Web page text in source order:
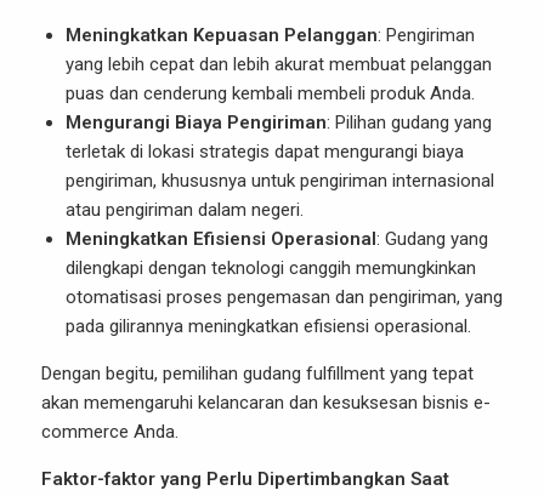
Meningkatkan Kepuasan Pelanggan: Pengiriman
yang lebih cepat dan lebih akurat membuat pelanggan
puas dan cenderung kembali membeli produk Anda.
Mengurangi Biaya Pengiriman: Pilihan gudang yang
terletak di lokasi strategis dapat mengurangi biaya
pengiriman, khususnya untuk pengiriman internasional
atau pengiriman dalam negeri.
Meningkatkan Efisiensi Operasional: Gudang yang
dilengkapi dengan teknologi canggih memungkinkan
otomatisasi proses pengemasan dan pengiriman, yang
pada gilirannya meningkatkan efisiensi operasional.
Dengan begitu, pemilihan gudang fulfillment yang tepat
akan memengaruhi kelancaran dan kesuksesan bisnis e-
commerce Anda.
Faktor-faktor yang Perlu Dipertimbangkan Saat